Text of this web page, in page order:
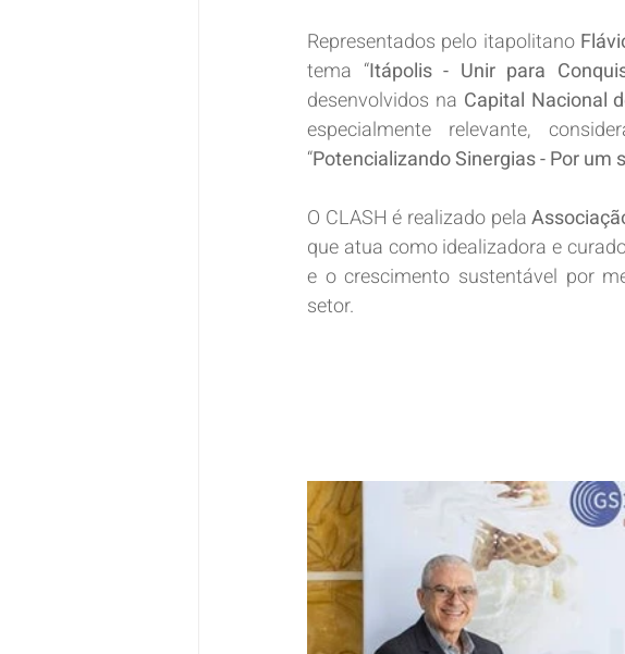
Representados pelo itapolitano
tema “Itápolis - Unir para
desenvolvidos na Capital Nacional
especialmente relevante,
“Potencializando Sinergias - Por
O CLASH é realizado pela
que atua como idealizadora e
e o crescimento sustentável por
setor.